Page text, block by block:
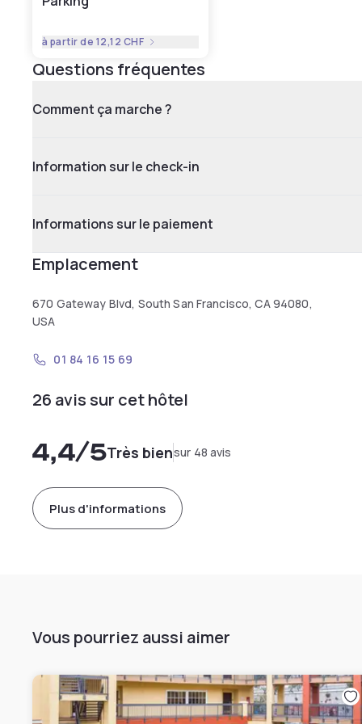
à partir de 12,12 CHF
Questions fréquentes
Comment ça marche ?
Information sur le check-in
Informations sur le paiement
Emplacement
670 Gateway Blvd, South San Francisco, CA 94080,
USA
01 84 16 15 69
26 avis sur cet hôtel
4,4/5Très biensur 48 avis
Plus d'informations
Vous pourriez aussi aimer